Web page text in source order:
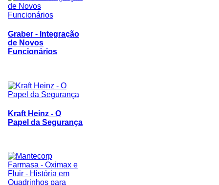
Graber - Integração
de Novos
Funcionários
Kraft Heinz - O
Papel da Segurança